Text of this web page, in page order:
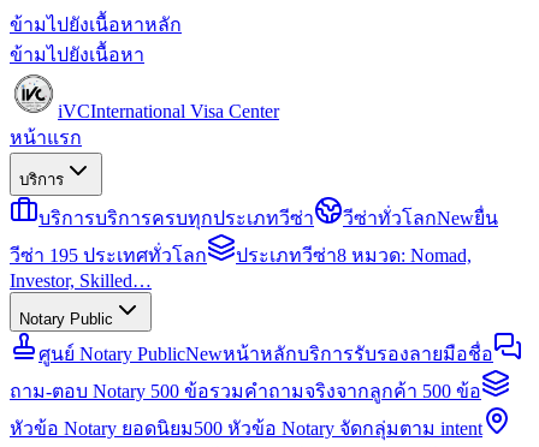
ข้ามไปยังเนื้อหาหลัก
ข้ามไปยังเนื้อหา
iVCInternational Visa Center
หน้าแรก
บริการ
บริการบริการครบทุกประเภทวีซ่า วีซ่าทั่วโลกNewยื่น
วีซ่า 195 ประเทศทั่วโลก
ประเภทวีซ่า8 หมวด: Nomad,
Investor, Skilled…
Notary Public
ศูนย์ Notary PublicNewหน้าหลักบริการรับรองลายมือชื่อ
ถาม-ตอบ Notary 500 ข้อรวมคำถามจริงจากลูกค้า 500 ข้อ
หัวข้อ Notary ยอดนิยม500 หัวข้อ Notary จัดกลุ่มตาม intent